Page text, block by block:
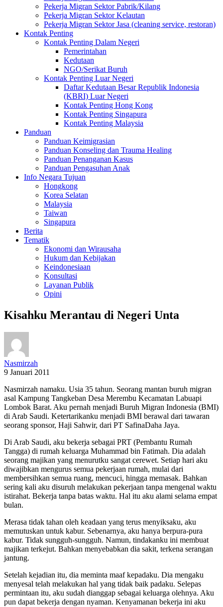
Pekerja Migran Sektor Pabrik/Kilang
Pekerja Migran Sektor Kelautan
Pekerja Migran Sektor Jasa (cleaning service, restoran)
Kontak Penting
Kontak Penting Dalam Negeri
Pemerintahan
Kedutaan
NGO/Serikat Buruh
Kontak Penting Luar Negeri
Daftar Kedutaan Besar Republik Indonesia
(KBRI) Luar Negeri
Kontak Penting Hong Kong
Kontak Penting Singapura
Kontak Penting Malaysia
Panduan
Panduan Keimigrasian
Panduan Konseling dan Trauma Healing
Panduan Penanganan Kasus
Panduan Pengasuhan Anak
Info Negara Tujuan
Hongkong
Korea Selatan
Malaysia
Taiwan
Singapura
Berita
Tematik
Ekonomi dan Wirausaha
Hukum dan Kebijakan
Keindonesiaan
Konsultasi
Layanan Publik
Opini
Kisahku Merantau di Negeri Unta
Nasmirzah
9 Januari 2011
Nasmirzah namaku. Usia 35 tahun. Seorang mantan buruh migran
asal Kampung Tangkeban Desa Merembu Kecamatan Labuapi
Lombok Barat. Aku pernah menjadi Buruh Migran Indonesia (BMI)
di Arab Saudi. Ketertarikanku menjadi BMI berawal dari tawaran
seorang sponsor, Haji Sahwir, dari PT SafinaDaha Jaya.
Di Arab Saudi, aku bekerja sebagai PRT (Pembantu Rumah
Tangga) di rumah keluarga Muhammad bin Fatimah. Dia adalah
seorang majikan yang menurutku sangat cerewet. Setiap hari aku
diwajibkan mengurus semua pekerjaan rumah, mulai dari
membersihkan semua ruang, mencuci, hingga memasak. Bahkan
sering kali aku disuruh melakukan pekerjaan tanpa mengenal waktu
istirahat. Bekerja tanpa batas waktu. Hal itu aku alami selama empat
bulan.
Merasa tidak tahan oleh keadaan yang terus menyiksaku, aku
memutuskan untuk kabur. Sebenarnya, aku hanya berpura-pura
kabur. Tidak sungguh-sungguh. Namun, tindakanku ini membuat
majikan terkejut. Bahkan menyebabkan dia sakit, terkena serangan
jantung.
Setelah kejadian itu, dia meminta maaf kepadaku. Dia mengaku
menyesal telah melakukan hal yang tidak baik padaku. Selepas
permintaan itu, aku sudah dianggap sebagai keluarga olehnya. Aku
pun dapat bekerja dengan nyaman. Kenyamanan bekerja ini aku